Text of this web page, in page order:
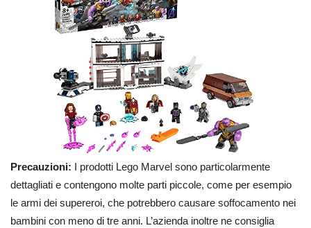
Precauzioni: I prodotti Lego Marvel sono particolarmente
dettagliati e contengono molte parti piccole, come per esempio
le armi dei supereroi, che potrebbero causare soffocamento nei
bambini con meno di tre anni. L’azienda inoltre ne consiglia